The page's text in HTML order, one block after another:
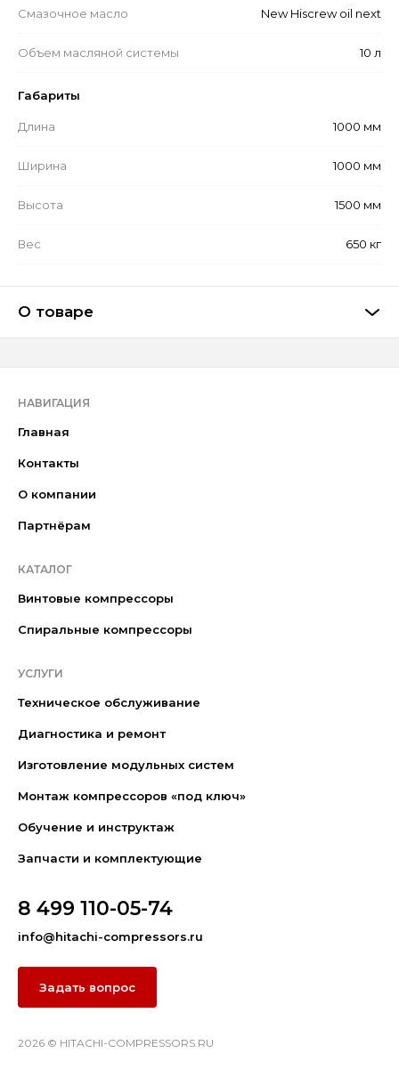
Смазочное масло New Hiscrew oil next
Объем масляной системы 10 л
Габариты
Длина 1000 мм
Ширина 1000 мм
Высота 1500 мм
Вес 650 кг
О товаре
НАВИГАЦИЯ
Главная
Контакты
О компании
Партнёрам
КАТАЛОГ
Винтовые компрессоры
Спиральные компрессоры
УСЛУГИ
Техническое обслуживание
Диагностика и ремонт
Изготовление модульных систем
Монтаж компрессоров «под ключ»
Обучение и инструктаж
Запчасти и комплектующие
8 499 110-05-74
info@hitachi-compressors.ru
Задать вопрос
2026 © HITACHI-COMPRESSORS.RU